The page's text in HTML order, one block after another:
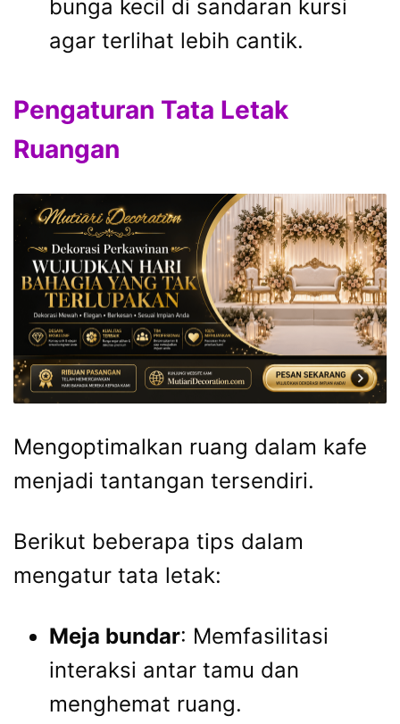
bunga kecil di sandaran kursi
agar terlihat lebih cantik.
Pengaturan Tata Letak
Ruangan
Mengoptimalkan ruang dalam kafe
menjadi tantangan tersendiri.
Berikut beberapa tips dalam
mengatur tata letak:
Meja bundar: Memfasilitasi
interaksi antar tamu dan
menghemat ruang.